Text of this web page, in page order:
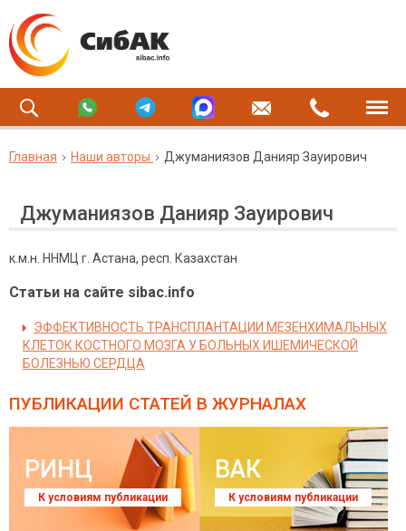
Главная Наши авторы Джуманиязов Данияр Зауирович
Джуманиязов Данияр Зауирович
к.м.н. ННМЦ г. Астана, респ. Казахстан
Статьи на сайте sibac.info
ЭФФЕКТИВНОСТЬ ТРАНСПЛАНТАЦИИ МЕЗЕНХИМАЛЬНЫХ
КЛЕТОК КОСТНОГО МОЗГА У БОЛЬНЫХ ИШЕМИЧЕСКОЙ
БОЛЕЗНЬЮ СЕРДЦА
ПУБЛИКАЦИИ СТАТЕЙ В ЖУРНАЛАХ
РИНЦ
К условиям публикации
ВАК
К условиям публикации